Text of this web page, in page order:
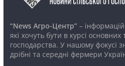
“News Агро-Центр”–
які хочуть бути в курсі основних
господарства. У нашому фокусі
дрібні та середні фермери